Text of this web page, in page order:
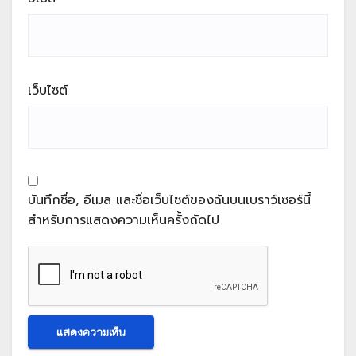
เว็บไซต์
บันทึกชื่อ, อีเมล และชื่อเว็บไซต์ของฉันบนเบราว์เซอร์นี้
สำหรับการแสดงความเห็นครั้งถัดไป